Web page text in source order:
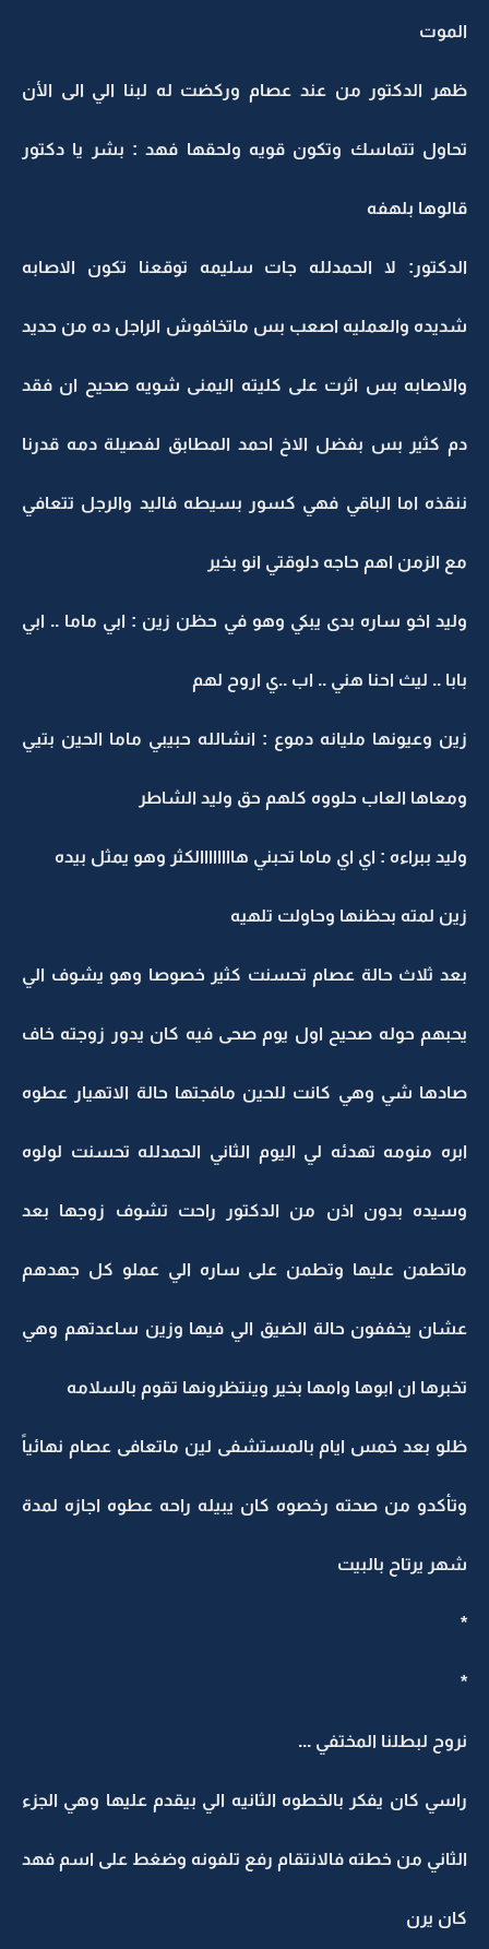
الموت
ظهر الدكتور من عند عصام وركضت له لبنا الي الى الأن
تحاول تتماسك وتكون قويه ولحقها فهد : بشر يا دكتور
قالوها بلهفه
الدكتور: لا الحمدلله جات سليمه توقعنا تكون الاصابه
شديده والعمليه اصعب بس ماتخافوش الراجل ده من حديد
والاصابه بس اثرت على كليته اليمنى شويه صحيح ان فقد
دم كثير بس بفضل الاخ احمد المطابق لفصيلة دمه قدرنا
ننقذه اما الباقي فهي كسور بسيطه فاليد والرجل تتعافي
مع الزمن اهم حاجه دلوقتي انو بخير
وليد اخو ساره بدى يبكي وهو في حظن زين : ابي ماما .. ابي
بابا .. ليث احنا هني .. اب ..ي اروح لهم
زين وعيونها مليانه دموع : انشالله حبيبي ماما الحين بتيي
ومعاها العاب حلووه كلهم حق وليد الشاطر
وليد ببراءه : اي اي ماما تحبني هاااااااالكثر وهو يمثل بيده
زين لمته بحظنها وحاولت تلهيه
بعد ثلاث حالة عصام تحسنت كثير خصوصا وهو يشوف الي
يحبهم حوله صحيح اول يوم صحى فيه كان يدور زوجته خاف
صادها شي وهي كانت للحين مافجتها حالة الاتهيار عطوه
ابره منومه تهدئه لي اليوم الثاني الحمدلله تحسنت لولوه
وسيده بدون اذن من الدكتور راحت تشوف زوجها بعد
ماتطمن عليها وتطمن على ساره الي عملو كل جهدهم
عشان يخففون حالة الضيق الي فيها وزين ساعدتهم وهي
تخبرها ان ابوها وامها بخير وينتظرونها تقوم بالسلامه
ظلو بعد خمس ايام بالمستشفى لين ماتعافى عصام نهائياً
وتأكدو من صحته رخصوه كان يبيله راحه عطوه اجازه لمدة
شهر يرتاح بالبيت
*
*
نروح لبطلنا المختفي ...
راسي كان يفكر بالخطوه الثانيه الي بيقدم عليها وهي الجزء
الثاني من خطته فالانتقام رفع تلفونه وضغط على اسم فهد
كان يرن